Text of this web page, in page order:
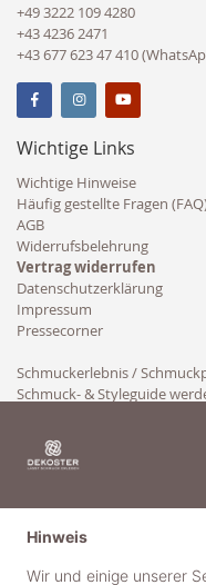
+49 3222 109 4280
+43 4236 2471
+43 677 623 47 410
Wichtige Links
Wichtige Hinweise
Häufig gestellte Fragen
AGB
Widerrufsbelehrung
Vertrag widerrufen
Datenschutzerklärung
Impressum
Pressecorner
Schmuckerlebnis /
Schmuck- & Styleguide
Hinweis
Wir und einige unserer